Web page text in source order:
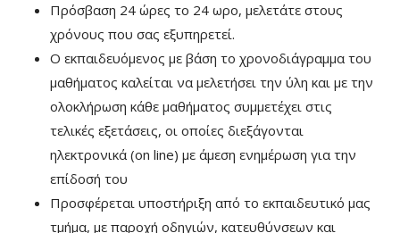
Πρόσβαση 24 ώρες το 24 ωρο, μελετάτε στους
χρόνους που σας εξυπηρετεί.
Ο εκπαιδευόμενος με βάση το χρονοδιάγραμμα του
μαθήματος καλείται να μελετήσει την ύλη και με την
ολοκλήρωση κάθε μαθήματος συμμετέχει στις
τελικές εξετάσεις, οι οποίες διεξάγονται
ηλεκτρονικά (on line) με άμεση ενημέρωση για την
επίδοσή του
Προσφέρεται υποστήριξη από το εκπαιδευτικό μας
τμήμα, με παροχή οδηγιών, κατευθύνσεων και